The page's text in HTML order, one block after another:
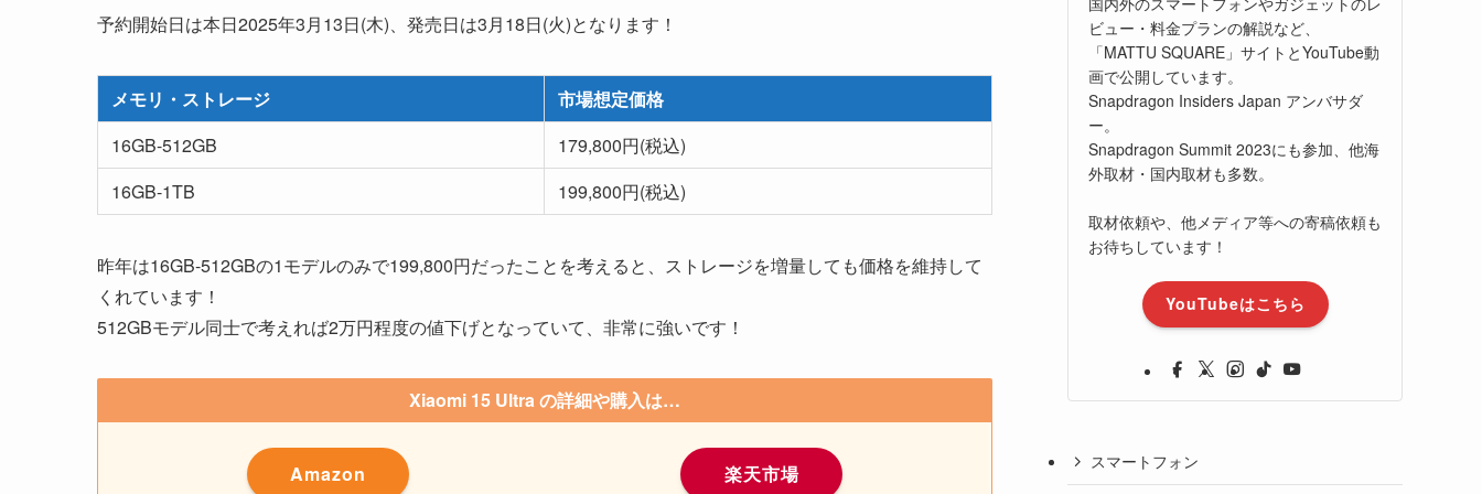
予約開始日は本日2025年3月13日(木)、発売日は3月18日(火)となります！
メモリ・ストレージ
市場想定価格
16GB-512GB
179,800円(税込)
16GB-1TB
199,800円(税込)
昨年は16GB-512GBの1モデルのみで199,800円だったことを考えると、ストレージを増量しても価格を維持して
くれています！
512GBモデル同士で考えれば2万円程度の値下げとなっていて、非常に強いです！
Xiaomi 15 Ultra の詳細や購入は…
Amazon 楽天市場
ビュー・料金プランの解説など、
「MATTU SQUARE」サイトとYouTube動
画で公開しています。
Snapdragon Insiders Japan アンバサダ
ー。
Snapdragon Summit 2023にも参加、他海
外取材・国内取材も多数。
取材依頼や、他メディア等への寄稿依頼も
お待ちしています！
YouTubeはこちら
スマートフォン